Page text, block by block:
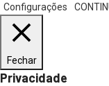
Configurações
Fechar
Privacidade